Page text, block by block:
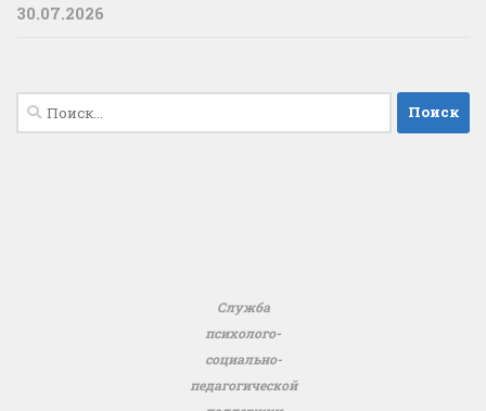
30.07.2026
Найти:
Служба
психолого-
социально-
педагогической